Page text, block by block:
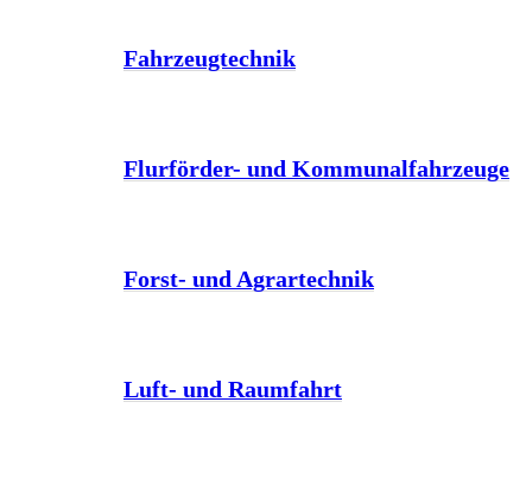
Fahrzeugtechnik
Flurförder- und Kommunalfahrzeuge
Forst- und Agrartechnik
Luft- und Raumfahrt